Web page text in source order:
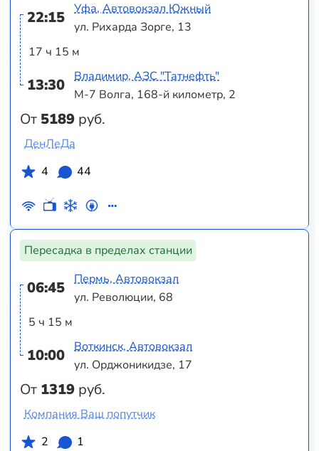
22:15
17 ч 15 м
13:30
От 5189 руб.
Уфа, Автовокзал Южный
ул. Рихарда Зорге, 13
Владимир, АЗС "Татнефть"
М-7 Волга, 168-й километр, 2
ДенЛеДа
4
44
Пересадка в пределах станции
06:45
5 ч 15 м
10:00
От 1319 руб.
Пермь, Автовокзал
ул. Революции, 68
Воткинск, Автовокзал
ул. Орджоникидзе, 17
Компания Ваш попутчик
2
1